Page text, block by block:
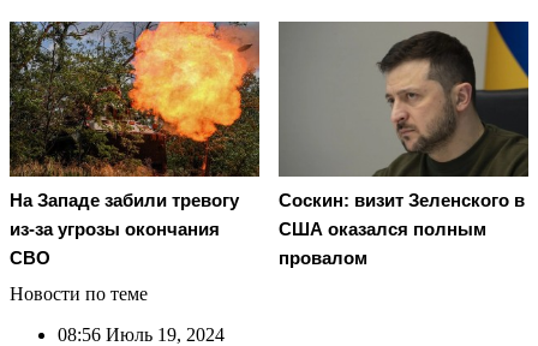
На Западе забили тревогу
из-за угрозы окончания
СВО
Соскин: визит Зеленского в
США оказался полным
провалом
Новости по теме
08:56 Июль 19, 2024